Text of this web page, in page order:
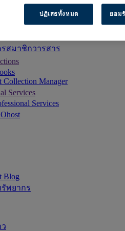
นใจทางคลินิก
ละนิตยสารอิเล็กทรอนิกส์
สมาชิกวารสาร
Collection Manager
Services
Services
Blog
พยากร
ปฏิเสธทั้งหมด ยอม